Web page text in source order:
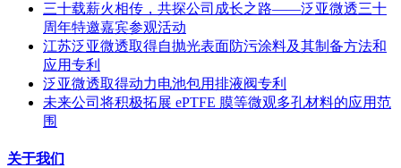
三十载薪火相传，共探公司成长之路——泛亚微透三十
周年特邀嘉宾参观活动
江苏泛亚微透取得自抛光表面防污涂料及其制备方法和
应用专利
泛亚微透取得动力电池包用排液阀专利
未来公司将积极拓展 ePTFE 膜等微观多孔材料的应用范
围
关于我们